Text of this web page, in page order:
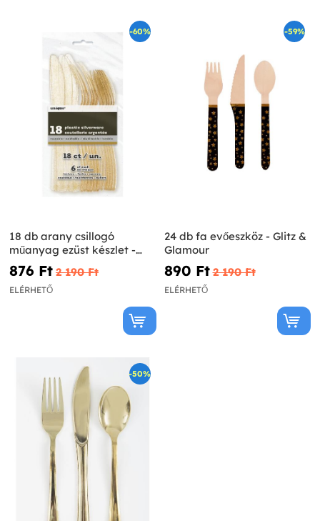
-60%
18 db arany csillogó
műanyag ezüst készlet -
Basic Christmas
876 Ft‎ 2 190 Ft‎
ELÉRHETŐ
-59%
24 db fa evőeszköz - Glitz &
Glamour
890 Ft‎ 2 190 Ft‎
ELÉRHETŐ
-50%